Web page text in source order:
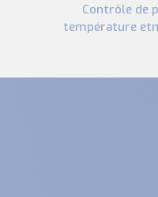
contrôle de phase et
température